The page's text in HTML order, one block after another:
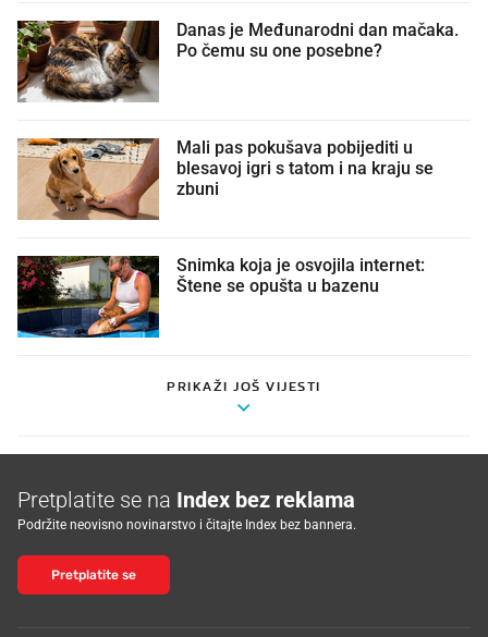
Danas je Međunarodni dan mačaka.
Po čemu su one posebne?
Mali pas pokušava pobijediti u
blesavoj igri s tatom i na kraju se
zbuni
Snimka koja je osvojila internet:
Štene se opušta u bazenu
PRIKAŽI JOŠ VIJESTI
Pretplatite se na Index bez reklama
Podržite neovisno novinarstvo i čitajte Index bez bannera.
Pretplatite se